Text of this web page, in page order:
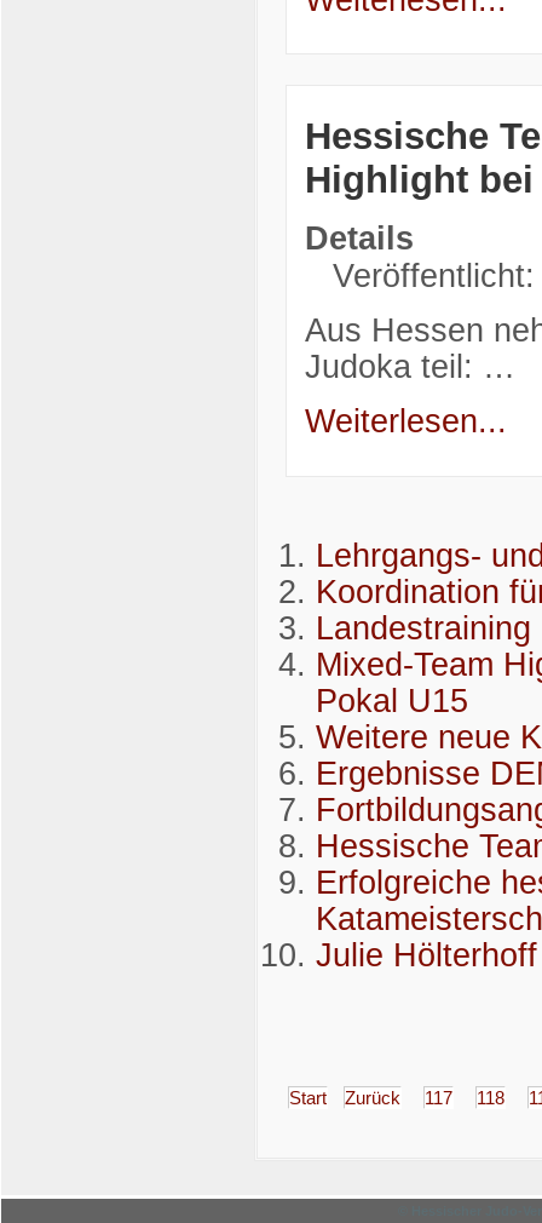
Hessische
Highlight bei
Details
Aus Hessen
Judoka teil: …
Weiterlesen...
Lehrgangs-
Koordination
Mixed-Team
Pokal U15
Weitere neue
Ergebnisse
Hessische
Erfolgreiche
Julie
Start Zurück 117 118